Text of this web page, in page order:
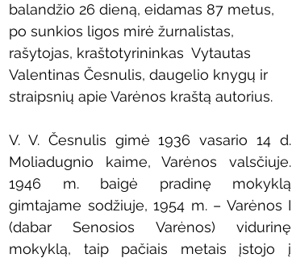
Kaimo bibliotekų renginiai
Žymios datos Mobilioji biblioteka
balandžio 26 dieną, eidamas 87 metus,
po sunkios ligos mirė žurnalistas,
rašytojas, kraštotyrininkas  Vytautas
Valentinas Česnulis, daugelio knygų ir
straipsnių apie Varėnos kraštą autorius.
V. V. Česnulis gimė 1936 vasario 14 d.
Moliadugnio kaime, Varėnos valsčiuje.
1946 m. baigė pradinę mokyklą
gimtajame sodžiuje, 1954 m. – Varėnos I
(dabar Senosios Varėnos) vidurinę
mokyklą, taip pačiais metais įstojo į